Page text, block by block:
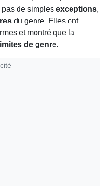
pas de simples exceptions,
du genre. Elles ont
et montré que la
de genre.